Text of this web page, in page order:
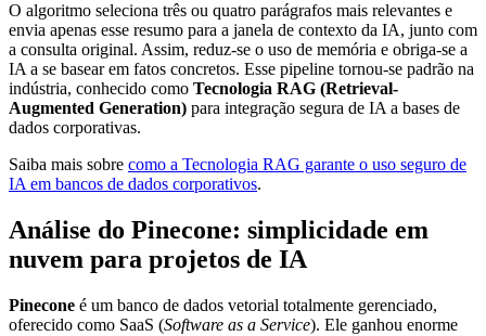
O algoritmo seleciona três ou quatro parágrafos mais relevantes e
envia apenas esse resumo para a janela de contexto da IA, junto com
a consulta original. Assim, reduz-se o uso de memória e obriga-se a
IA a se basear em fatos concretos. Esse pipeline tornou-se padrão na
indústria, conhecido como Tecnologia RAG (Retrieval-
Augmented Generation) para integração segura de IA a bases de
dados corporativas.
Saiba mais sobre como a Tecnologia RAG garante o uso seguro de
IA em bancos de dados corporativos.
Análise do Pinecone: simplicidade em
nuvem para projetos de IA
Pinecone é um banco de dados vetorial totalmente gerenciado,
oferecido como SaaS (Software as a Service). Ele ganhou enorme